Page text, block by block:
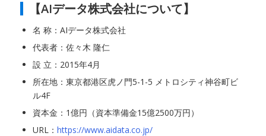
【AIデータ株式会社について】
名 称：AIデータ株式会社
代表者：佐々木 隆仁
設 立：2015年4月
所在地：東京都港区虎ノ門5-1-5 メトロシティ神谷町ビ
ル4F
資本金：1億円（資本準備金15億2500万円）
URL： https://www.aidata.co.jp/